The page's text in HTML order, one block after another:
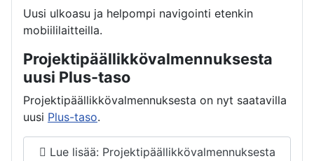
Uusi ulkoasu ja helpompi navigointi etenkin
mobiililaitteilla.
Projektipäällikkövalmennuksesta
uusi Plus-taso
Projektipäällikkövalmennuksesta on nyt saatavilla
uusi Plus-taso.
Lue lisää: Projektipäällikkövalmennuksesta